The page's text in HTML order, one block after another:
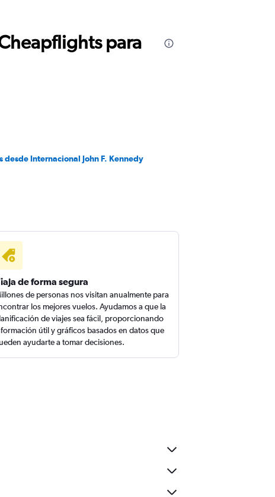
para
desde Internacional John F. Kennedy
de forma segura
de personas nos visitan anualmente para
los mejores vuelos. Ayudamos a que la
de viajes sea fácil, proporcionando
útil y gráficos basados en datos que
ayudarte a tomar decisiones.